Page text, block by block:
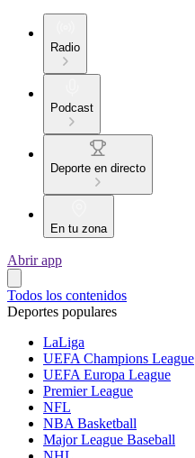
Radio
Podcast
Deporte en directo
En tu zona
Abrir app
Todos los contenidos
Deportes populares
LaLiga
UEFA Champions League
UEFA Europa League
Premier League
NFL
NBA Basketball
Major League Baseball